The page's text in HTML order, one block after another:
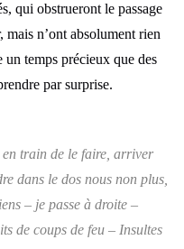
qui obstrueront le passage
n’ont absolument rien
temps précieux que des
par surprise.
en train de le faire, arriver
dans le dos nous non plus,
– je passe à droite –
de coups de feu – Insultes